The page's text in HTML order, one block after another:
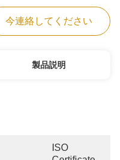
今連絡してください
製品説明
ISO